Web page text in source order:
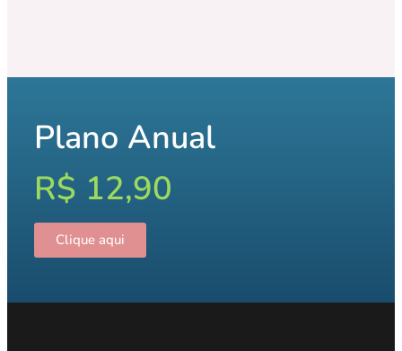
Plano Anual
R$ 12,90
Clique aqui